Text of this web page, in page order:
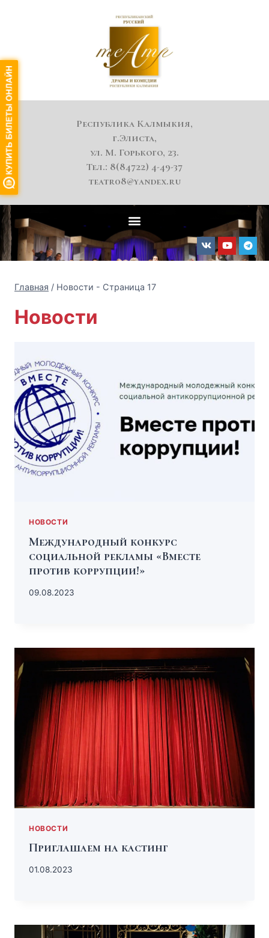
Республика Калмыкия,
г.Элиста,
ул. М. Горького, 23.
Тел.: 8(84722) 4-49-37
teatr08@yandex.ru
Главная / Новости - Страница 17
Новости
НОВОСТИ
Международный конкурс
социальной рекламы «Вместе
против коррупции!»
09.08.2023
НОВОСТИ
Приглашаем на кастинг
01.08.2023